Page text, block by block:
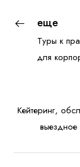
еще
Туры к
для
Кейтеринг,
выездное